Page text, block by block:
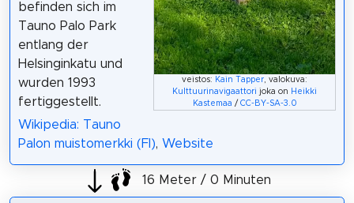
veistos: Kain Tapper, valokuva:
Kulttuurinavigaattori joka on Heikki
Kastemaa / CC-BY-SA-3.0
befinden sich im
Tauno Palo Park
entlang der
Helsinginkatu und
wurden 1993
fertiggestellt.
Wikipedia: Tauno
Palon muistomerkki (FI), Website
16 Meter / 0 Minuten